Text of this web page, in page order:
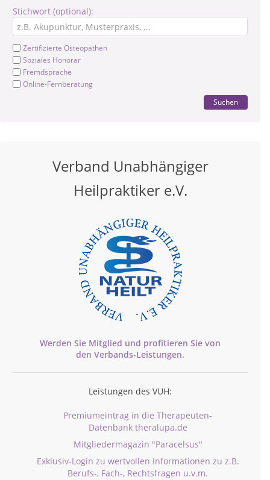
Stichwort (optional):
Zertifizierte Osteopathen
Soziales Honorar
Fremdsprache
Online-Fernberatung
Suchen
Verband Unabhängiger
Heilpraktiker e.V.
Werden Sie Mitglied und profitieren Sie von
den Verbands-Leistungen.
Leistungen des VUH:
Premiumeintrag in die Therapeuten-
Datenbank theralupa.de
Mitgliedermagazin "Paracelsus"
Exklusiv-Login zu wertvollen Informationen zu z.B.
Berufs-, Fach-, Rechtsfragen u.v.m.